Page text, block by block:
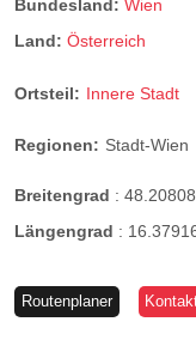
Bundesland: Wien
Land: Österreich
Ortsteil: Innere Stadt
Regionen: Stadt-Wien
Breitengrad :
Längengrad :
Routenplaner